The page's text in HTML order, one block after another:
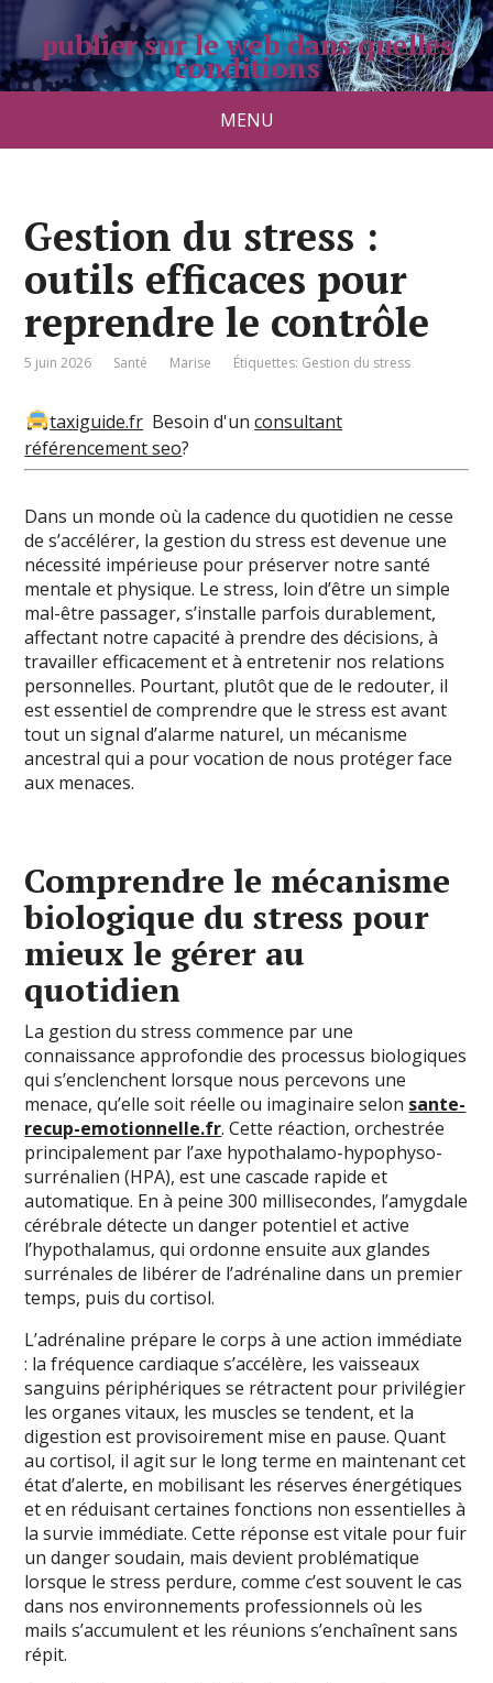
publier sur le web dans quelles
conditions
MENU
Gestion du stress :
outils efficaces pour
reprendre le contrôle
5 juin 2026 Santé Marise Étiquettes: Gestion du stress
taxiguide.fr Besoin d'unconsultant
référencement seo?
Dans un monde où la cadence du quotidien ne cesse
de s’accélérer, la gestion du stress est devenue une
nécessité impérieuse pour préserver notre santé
mentale et physique. Le stress, loin d’être un simple
mal-être passager, s’installe parfois durablement,
affectant notre capacité à prendre des décisions, à
travailler efficacement et à entretenir nos relations
personnelles. Pourtant, plutôt que de le redouter, il
est essentiel de comprendre que le stress est avant
tout un signal d’alarme naturel, un mécanisme
ancestral qui a pour vocation de nous protéger face
aux menaces.
Comprendre le mécanisme
biologique du stress pour
mieux le gérer au
quotidien
La gestion du stress commence par une
connaissance approfondie des processus biologiques
qui s’enclenchent lorsque nous percevons une
menace, qu’elle soit réelle ou imaginaire selon sante-
recup-emotionnelle.fr. Cette réaction, orchestrée
principalement par l’axe hypothalamo-hypophyso-
surrénalien (HPA), est une cascade rapide et
automatique. En à peine 300 millisecondes, l’amygdale
cérébrale détecte un danger potentiel et active
l’hypothalamus, qui ordonne ensuite aux glandes
surrénales de libérer de l’adrénaline dans un premier
temps, puis du cortisol.
L’adrénaline prépare le corps à une action immédiate
: la fréquence cardiaque s’accélère, les vaisseaux
sanguins périphériques se rétractent pour privilégier
les organes vitaux, les muscles se tendent, et la
digestion est provisoirement mise en pause. Quant
au cortisol, il agit sur le long terme en maintenant cet
état d’alerte, en mobilisant les réserves énergétiques
et en réduisant certaines fonctions non essentielles à
la survie immédiate. Cette réponse est vitale pour fuir
un danger soudain, mais devient problématique
lorsque le stress perdure, comme c’est souvent le cas
dans nos environnements professionnels où les
mails s’accumulent et les réunions s’enchaînent sans
répit.